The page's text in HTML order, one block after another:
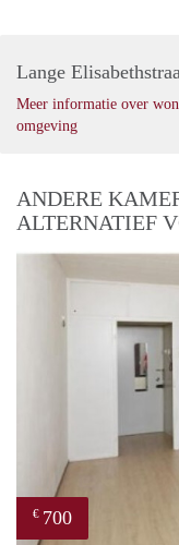
Lange
Meer informatie over
omgeving
ANDERE
ALTERNATIEF
€ 700